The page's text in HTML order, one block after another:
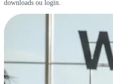
downloads ou login.